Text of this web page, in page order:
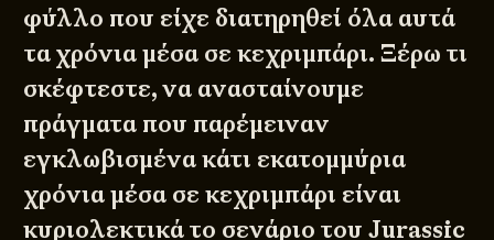
φύλλο που είχε διατηρηθεί όλα αυτά
τα χρόνια μέσα σε κεχριμπάρι. Ξέρω τι
σκέφτεστε, να ανασταίνουμε
πράγματα που παρέμειναν
εγκλωβισμένα κάτι εκατομμύρια
χρόνια μέσα σε κεχριμπάρι είναι
κυριολεκτικά το σενάριο του Jurassic